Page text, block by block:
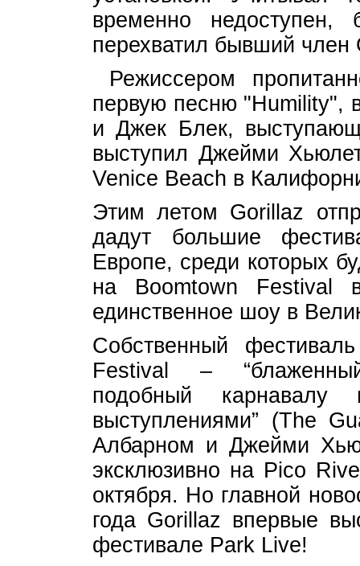
временно
перехватил бывший член
Режиссером
первую песню "Humility",
и Джек Блек,
выступил Джейми
Venice Beach в
Этим летом Gorillaz
дадут большие
Европе, среди которых
на Boomtown Festival
единственное шоу в
Собственный
Festival –
подобный
выступлениями” (The
Албарном и Джейми
эксклюзивно на Pico
октября. Но главной
года Gorillaz впервые
фестивале Park Live!